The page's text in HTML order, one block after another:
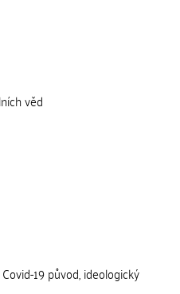
věd
19 původ, ideologický